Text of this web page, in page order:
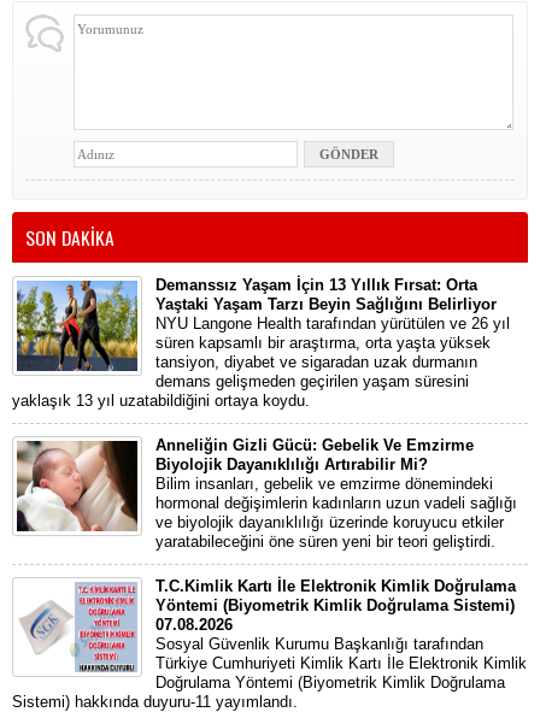
SON DAKİKA
Demanssız Yaşam İçin 13 Yıllık Fırsat: Orta
Yaştaki Yaşam Tarzı Beyin Sağlığını Belirliyor
NYU Langone Health tarafından yürütülen ve 26 yıl
süren kapsamlı bir araştırma, orta yaşta yüksek
tansiyon, diyabet ve sigaradan uzak durmanın
demans gelişmeden geçirilen yaşam süresini
yaklaşık 13 yıl uzatabildiğini ortaya koydu.
Anneliğin Gizli Gücü: Gebelik Ve Emzirme
Biyolojik Dayanıklılığı Artırabilir Mi?
Bilim insanları, gebelik ve emzirme dönemindeki
hormonal değişimlerin kadınların uzun vadeli sağlığı
ve biyolojik dayanıklılığı üzerinde koruyucu etkiler
yaratabileceğini öne süren yeni bir teori geliştirdi.
T.C.Kimlik Kartı İle Elektronik Kimlik Doğrulama
Yöntemi (Biyometrik Kimlik Doğrulama Sistemi)
07.08.2026
Sosyal Güvenlik Kurumu Başkanlığı tarafından
Türkiye Cumhuriyeti Kimlik Kartı İle Elektronik Kimlik
Doğrulama Yöntemi (Biyometrik Kimlik Doğrulama
Sistemi) hakkında duyuru-11 yayımlandı.